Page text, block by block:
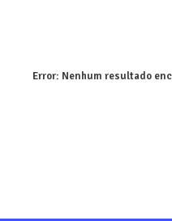
Error: Nenhum resultado